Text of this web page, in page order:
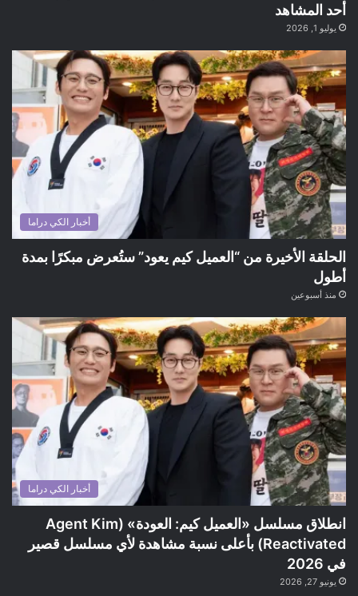
أحد المشاهد
يوليو 1, 2026
أخبار الكي دراما
الحلقة الأخيرة من “العميل كيم يعود” ستُعرض مبكرًا بمدة
أطول
منذ أسبوعين
أخبار الكي دراما
انطلاق مسلسل «العميل كيم: العودة» (Agent Kim
Reactivated) بأعلى نسبة مشاهدة لأي مسلسل قصير
في 2026
يونيو 27, 2026